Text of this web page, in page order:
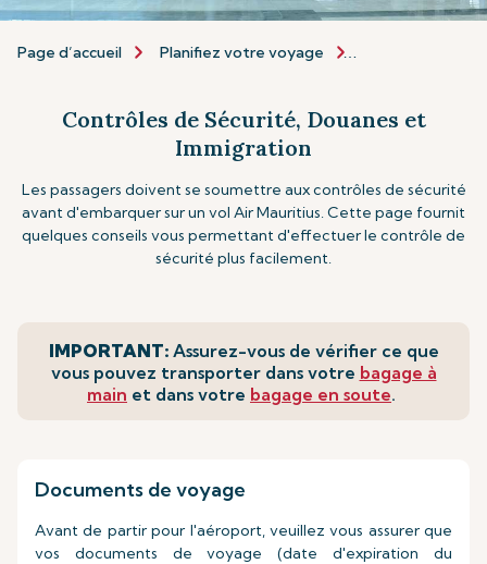
Page d’accueil Planifiez votre voyage
Contrôles de Sécurité, Douanes et
Immigration
Les passagers doivent se soumettre aux contrôles de sécurité
avant d'embarquer sur un vol Air Mauritius. Cette page fournit
quelques conseils vous permettant d'effectuer le contrôle de
sécurité plus facilement.
IMPORTANT: Assurez-vous de vérifier ce que
vous pouvez transporter dans votre bagage à
main et dans votre bagage en soute.
Documents de voyage
Avant de partir pour l'aéroport, veuillez vous assurer que
vos documents de voyage (date d'expiration du